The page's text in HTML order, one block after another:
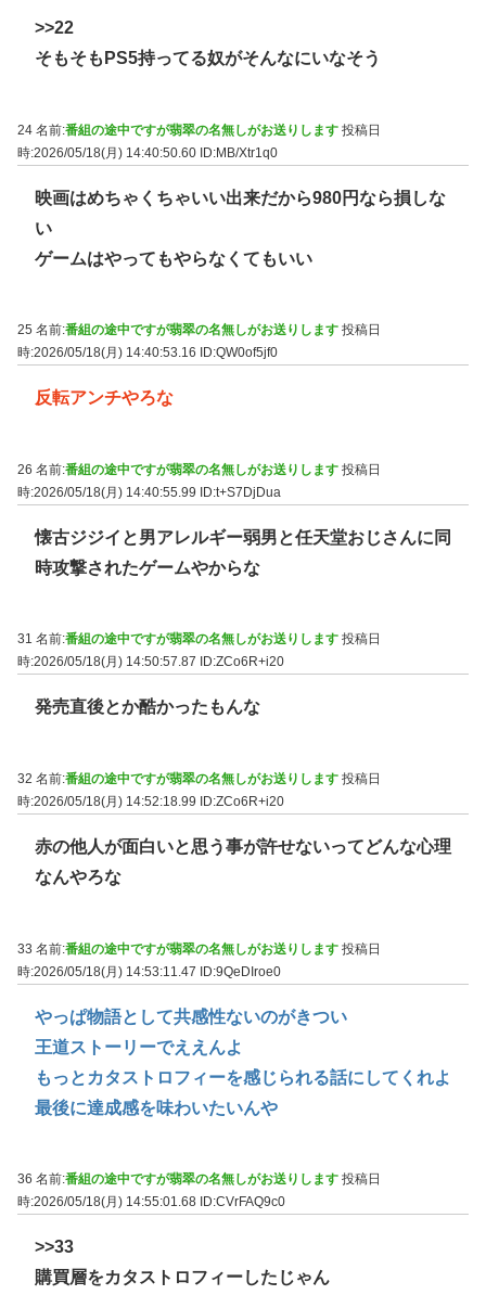
>>22
そもそもPS5持ってる奴がそんなにいなそう
24 名前:番組の途中ですが翡翠の名無しがお送りします 投稿日
時:2026/05/18(月) 14:40:50.60 ID:MB/Xtr1q0
映画はめちゃくちゃいい出来だから980円なら損しな
い
ゲームはやってもやらなくてもいい
25 名前:番組の途中ですが翡翠の名無しがお送りします 投稿日
時:2026/05/18(月) 14:40:53.16
ID:QW0of5jf0
反転アンチやろな
26 名前:番組の途中ですが翡翠の名無しがお送りします 投稿日
時:2026/05/18(月) 14:40:55.99 ID:t+S7DjDua
懐古ジジイと男アレルギー弱男と任天堂おじさんに同
時攻撃されたゲームやからな
31 名前:番組の途中ですが翡翠の名無しがお送りします 投稿日
時:2026/05/18(月) 14:50:57.87
ID:ZCo6R+i20
発売直後とか酷かったもんな
32 名前:番組の途中ですが翡翠の名無しがお送りします 投稿日
時:2026/05/18(月) 14:52:18.99
ID:ZCo6R+i20
赤の他人が面白いと思う事が許せないってどんな心理
なんやろな
33 名前:番組の途中ですが翡翠の名無しがお送りします 投稿日
時:2026/05/18(月) 14:53:11.47 ID:9QeDIroe0
やっぱ物語として共感性ないのがきつい
王道ストーリーでええんよ
もっとカタストロフィーを感じられる話にしてくれよ
最後に達成感を味わいたいんや
36 名前:番組の途中ですが翡翠の名無しがお送りします 投稿日
時:2026/05/18(月) 14:55:01.68 ID:CVrFAQ9c0
>>33
購買層をカタストロフィーしたじゃん